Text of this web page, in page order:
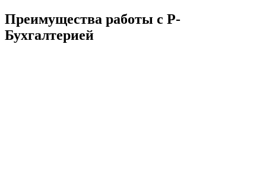
Преимущества работы с Р-
Бухгалтерией